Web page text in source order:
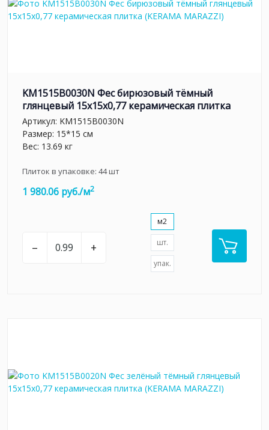
KM1515B0030N Фес бирюзовый тёмный
глянцевый 15x15x0,77 керамическая плитка
Артикул: KM1515B0030N
Размер: 15*15 см
Вес: 13.69 кг
Плиток в упаковке: 44шт
1 980.06 руб./м2
– +
м2
шт.
упак.